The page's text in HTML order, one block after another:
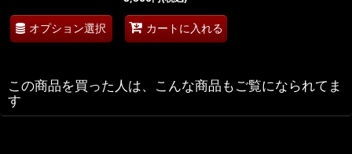
オプション選択 カートに入れる
この商品を買った人は、こんな商品もご覧になられてま
す